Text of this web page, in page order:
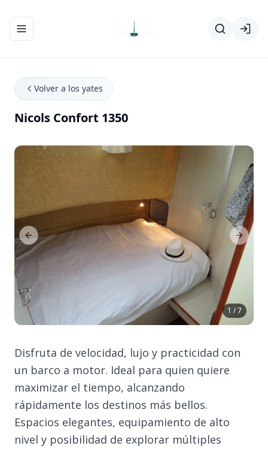
Abrir/cerrar el menú de navegación
Volver a los yates
Nicols Confort 1350
1 / 7
Previous Slide Next
Disfruta de velocidad, lujo y practicidad con
un barco a motor. Ideal para quien quiere
maximizar el tiempo, alcanzando
rápidamente los destinos más bellos.
Espacios elegantes, equipamiento de alto
nivel y posibilidad de explorar múltiples